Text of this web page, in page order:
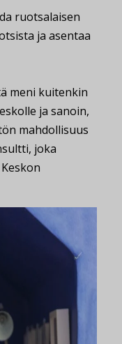
ruotsalaisen
ja asentaa
meni kuitenkin
ja sanoin,
mahdollisuus
joka